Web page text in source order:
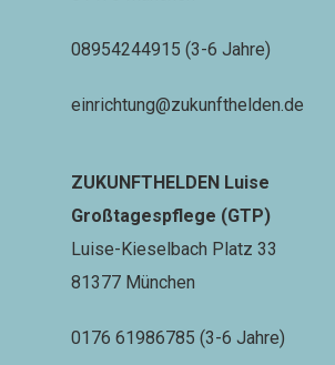
08954244915 (3-6 Jahre)
einrichtung@zukunfthelden.de
ZUKUNFTHELDEN Luise
Großtagespflege (GTP)
Luise-Kieselbach Platz 33
81377 München
0176 61986785 (3-6 Jahre)